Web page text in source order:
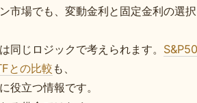
市場でも、変動金利と固定金利の選
同じロジックで考えられます。
との比較 も、
役立つ情報です。